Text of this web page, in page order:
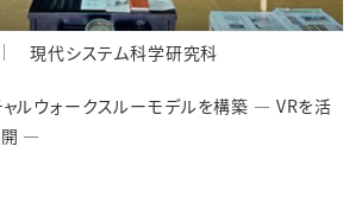
現代システム科学研究科
ルウォークスルーモデルを構築 ― VRを活
開 ―